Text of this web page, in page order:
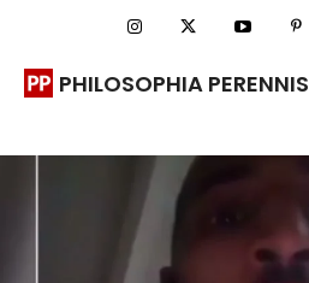
PHILOSOPHIA PERENNIS